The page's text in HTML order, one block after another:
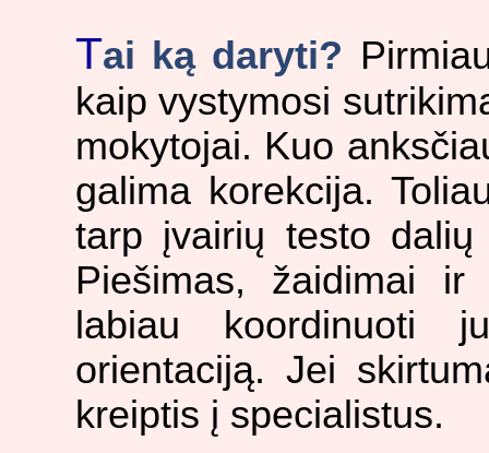
Tai ką daryti?
kaip vystymosi
mokytojai. Kuo
galima korekcija.
tarp įvairių testo dalių
Piešimas, žaidimai
labiau koordinuoti
orientaciją. Jei
kreiptis į specialistus.